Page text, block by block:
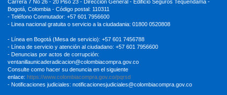
Carrera 7 No 26 - 20 Piso 23 - Dirección General - Edificio Seguros Tequendama -
Bogotá, Colombia - Código postal: 110311
- Teléfono Conmutador: +57 601 7956600
- Linea nacional gratuita o servicio a la ciudadania: 01800 0520808
- Línea en Bogotá (Mesa de servicio): +57 601 7456788
- Línea de servicio y atención al ciudadano: +57 601 7956600
- Denuncias por actos de corrupción:
ventanillaunicaderadicacion@colombiacompra.gov.co
Consulte como hacer su denuncia en el siguiente
enlace: https://www.colombiacompra.gov.co/pqrsd
- Notificaciones judiciales: notificacionesjudiciales@colombiacompra.gov.co